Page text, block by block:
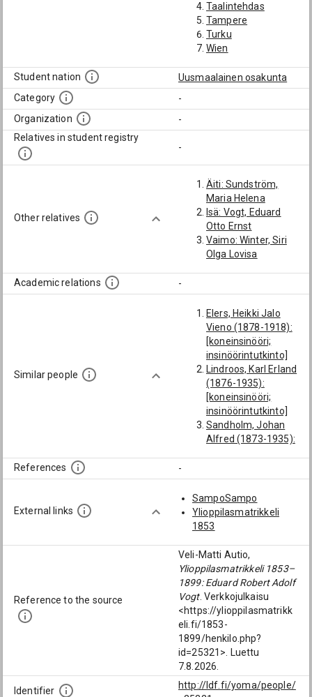
Taalintehdas
Tampere
Turku
Wien
Student nation
Uusmaalainen osakunta
Category
-
Organization
-
Relatives in student registry
-
Other relatives
Äiti: Sundström,
Maria Helena
Isä: Vogt, Eduard
Otto Ernst
Vaimo: Winter, Siri
Olga Lovisa
Academic relations -
Similar people
Elers, Heikki Jalo
Vieno (1878-1918):
[koneinsinööri;
insinöörintutkinto]
Lindroos, Karl Erland
(1876-1935):
[koneinsinööri;
insinöörintutkinto]
Sandholm, Johan
Alfred (1873-1935):
Kemiönsaari]
Nyblin, Ragnar
Dyrendahl (1881-
1933):
insinöörintutkinto;
Nya svenska
läroverket i
Helsingfors]
Back, Peter Johan
(John Petter)
(1877-1963):
[koneinsinööri;
insinöörintutkinto]
Siutila, Herman
Lorenz (1875-1904):
References -
External links
SampoSampo
Ylioppilasmatrikkeli
1853
Reference to the source
Veli-Matti Autio,
Ylioppilasmatrikkeli 1853–
1899: Eduard Robert Adolf
Vogt. Verkkojulkaisu
<https://ylioppilasmatrikk
eli.fi/1853-
1899/henkilo.php?
id=25321>. Luettu
7.8.2026.
Identifier
http://ldf.fi/yoma/people/